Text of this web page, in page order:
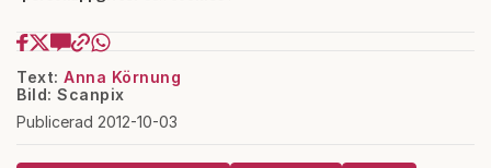
Text: Anna Körnung
Bild: Scanpix
Publicerad 2012-10-03